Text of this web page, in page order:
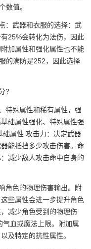
数值。
：武器和衣服的选择：武
25%会转化为法伤，因此
加属性和强化属性也不能
的满防是252，因此选择
?
特殊属性和稀有属性，强
础属性强化、特殊属性强
属性 攻击力：决定武器
能抵挡多少攻击伤害。命
减少敌人攻击命中自身的
角色的物理伤害输出。附
些属性会进一步提升角色
减少角色受到的物理伤
血或魔法上限。附加属
及特定的抗性属性。